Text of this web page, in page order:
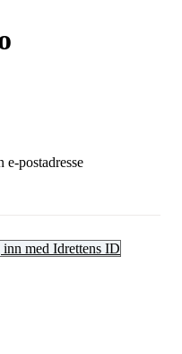
postadresse
med Idrettens ID